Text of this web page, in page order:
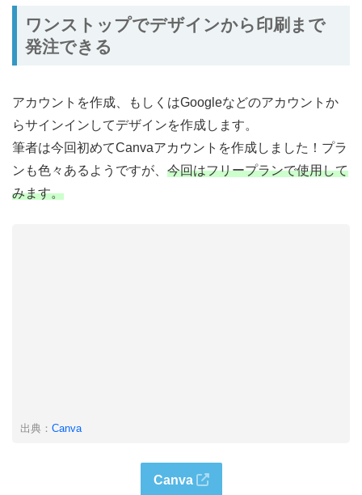
ワンストップでデザインから印刷まで
発注できる
アカウントを作成、もしくはGoogleなどのアカウントか
らサインインしてデザインを作成します。
筆者は今回初めてCanvaアカウントを作成しました！プラ
ンも色々あるようですが、 今回はフリープランで使用して
みます。
出典： Canva
Canva